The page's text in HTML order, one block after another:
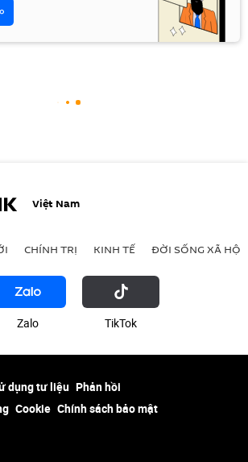
Việt Nam
CHÍNH TRỊ KINH TẾ ĐỜI SỐNG XÃ HỘI
Zalo ТikТоk
dụng tư liệu Phản hồi
Cookie Chính sách bảo mật